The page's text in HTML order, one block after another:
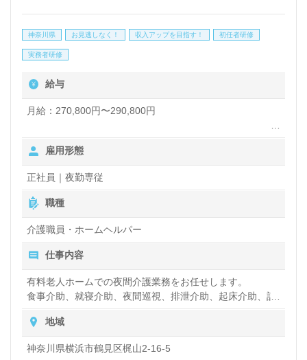
ム、自分の気持ちが伝えやすい環境面も嬉しいポイン
ト！『ご利用者様のお役に立ちたい、資格/経験を活
設形態や環境を変えて働きたい』等の方も大歓迎で
す！募集詳細等、担当コンサルタントよりご案内しま
す。お問い合わせも遠慮なくお願いします。
医療/福祉業界の正社員/パート求人探しは【ウィルオ
ブ介護】＊求人情報収集、将来的に検討の方も遠慮な
LINE、メール、お電話などご希望に応じてお問い合
わせ/ご相談可能です。転職相談、求人紹介、年収交
渉など完全無料サービスをご利用いただけます。＜非
公開求人も取扱いあり！＞"転職支援"のプロと一緒に
神奈川県 お見逃しなく！ 収入アップを目指す！ 初任者研修
実務者研修
給与
月給：270,800円〜290,800円
【内訳】
基本給 ：175,000円
ケア手当：10,000円
時間外調整手当：45,000円
（固定残業代25～28時間分として ※超過分は別途支給）
東日本施設手当：3,000円
業態手当：2,800円
地域手当：30,000円
資格手当：5,000円～25,000円(初任者研修・実務者研修・
介護福祉士)
【別途支給】
夜勤手当：6,000円/回
賞与：年2回
昇給：年1回
勤続賞与あり
雇用形態
正社員｜夜勤専従
職種
介護職員・ホームヘルパー
仕事内容
有料老人ホームでの夜間介護業務をお任せします。
食事介助、就寝介助、夜間巡視、排泄介助、起床介助、記
録作成
・介護記録はタブレットで業務効率化♪残業月5.7時間以内
◎
・月の夜勤は10回程度です。
地域
神奈川県横浜市鶴見区梶山2-16-5